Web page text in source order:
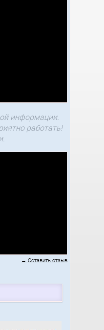
информации.
работать!
→ Оставить отзыв